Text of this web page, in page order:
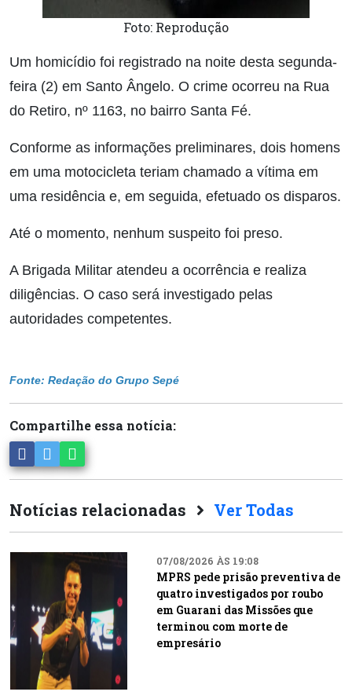
Foto: Reprodução
Um homicídio foi registrado na noite desta segunda-
feira (2) em Santo Ângelo. O crime ocorreu na Rua
do Retiro, nº 1163, no bairro Santa Fé.
Conforme as informações preliminares, dois homens
em uma motocicleta teriam chamado a vítima em
uma residência e, em seguida, efetuado os disparos.
Até o momento, nenhum suspeito foi preso.
A Brigada Militar atendeu a ocorrência e realiza
diligências. O caso será investigado pelas
autoridades competentes.
Fonte: Redação do Grupo Sepé
Compartilhe essa notícia:
Notícias relacionadas Ver Todas
07/08/2026 ÀS 19:08
MPRS pede prisão preventiva de
quatro investigados por roubo
em Guarani das Missões que
terminou com morte de
empresário